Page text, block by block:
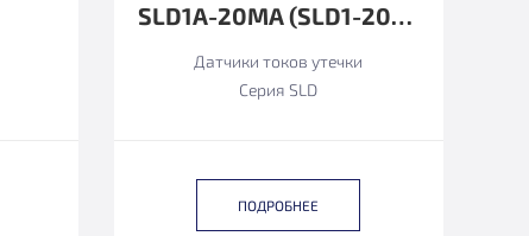
SLD1A-20MА (SLD1-20MA)
Датчики токов утечки
Серия SLD
ПОДРОБНЕЕ